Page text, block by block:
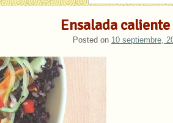
Ensalada
Posted on 10 septiembre,